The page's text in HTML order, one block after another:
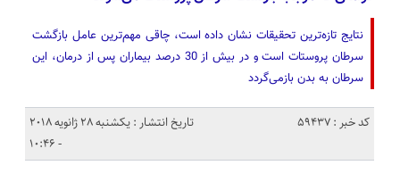
نتایج تازه‌ترین تحقیقات نشان داده است، چاقی مهم‌ترین عامل بازگشت
سرطان پروستات است و در بیش از 30 درصد بیماران پس از درمان، این
سرطان به بدن بازمی‌گردد
کد خبر : 59437
تاریخ انتشار : یکشنبه 28 ژانویه 2018
- 10:46